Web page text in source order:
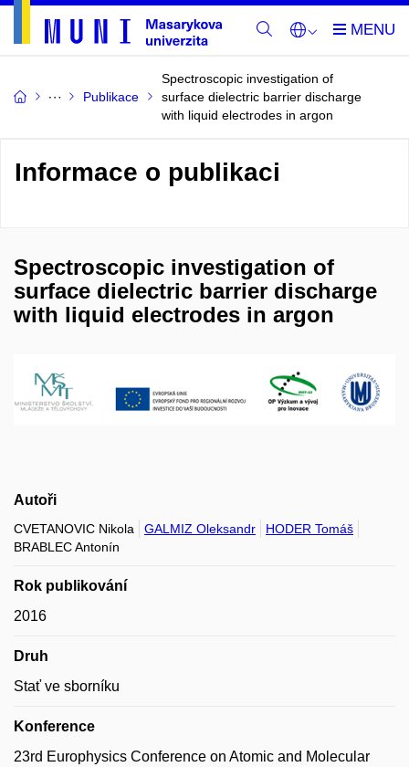
Publikace
Spectroscopic investigation of
surface dielectric barrier discharge
with liquid electrodes in argon
Informace o publikaci
Spectroscopic investigation of
surface dielectric barrier discharge
with liquid electrodes in argon
Autoři
CVETANOVIC Nikola GALMIZ Oleksandr
HODER Tomáš
BRABLEC Antonín
Rok publikování
2016
Druh
Stať ve sborníku
Konference
23rd Europhysics Conference on Atomic and Molecular